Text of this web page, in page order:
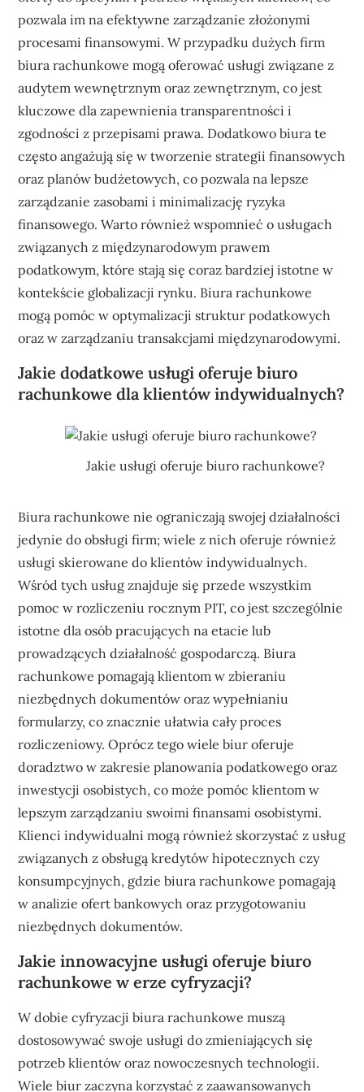
pozwala im na efektywne zarządzanie złożonymi
procesami finansowymi. W przypadku dużych firm
biura rachunkowe mogą oferować usługi związane z
audytem wewnętrznym oraz zewnętrznym, co jest
kluczowe dla zapewnienia transparentności i
zgodności z przepisami prawa. Dodatkowo biura te
często angażują się w tworzenie strategii finansowych
oraz planów budżetowych, co pozwala na lepsze
zarządzanie zasobami i minimalizację ryzyka
finansowego. Warto również wspomnieć o usługach
związanych z międzynarodowym prawem
podatkowym, które stają się coraz bardziej istotne w
kontekście globalizacji rynku. Biura rachunkowe
mogą pomóc w optymalizacji struktur podatkowych
oraz w zarządzaniu transakcjami międzynarodowymi.
Jakie dodatkowe usługi oferuje biuro
rachunkowe dla klientów indywidualnych?
Jakie usługi oferuje biuro rachunkowe?
Biura rachunkowe nie ograniczają swojej działalności
jedynie do obsługi firm; wiele z nich oferuje również
usługi skierowane do klientów indywidualnych.
Wśród tych usług znajduje się przede wszystkim
pomoc w rozliczeniu rocznym PIT, co jest szczególnie
istotne dla osób pracujących na etacie lub
prowadzących działalność gospodarczą. Biura
rachunkowe pomagają klientom w zbieraniu
niezbędnych dokumentów oraz wypełnianiu
formularzy, co znacznie ułatwia cały proces
rozliczeniowy. Oprócz tego wiele biur oferuje
doradztwo w zakresie planowania podatkowego oraz
inwestycji osobistych, co może pomóc klientom w
lepszym zarządzaniu swoimi finansami osobistymi.
Klienci indywidualni mogą również skorzystać z usług
związanych z obsługą kredytów hipotecznych czy
konsumpcyjnych, gdzie biura rachunkowe pomagają
w analizie ofert bankowych oraz przygotowaniu
niezbędnych dokumentów.
Jakie innowacyjne usługi oferuje biuro
rachunkowe w erze cyfryzacji?
W dobie cyfryzacji biura rachunkowe muszą
dostosowywać swoje usługi do zmieniających się
potrzeb klientów oraz nowoczesnych technologii.
Wiele biur zaczyna korzystać z zaawansowanych